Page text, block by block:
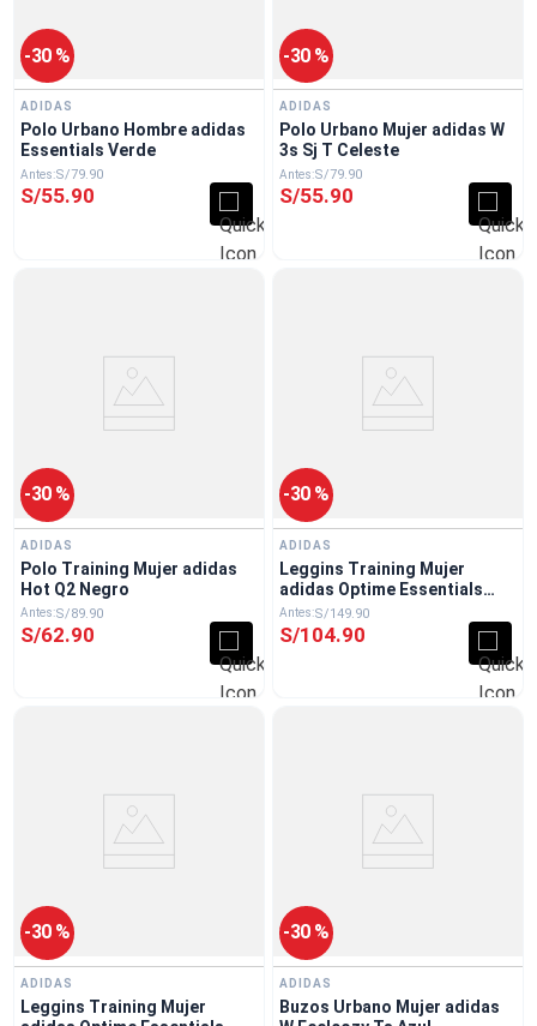
-30 %
ADIDAS
Polo Urbano Hombre adidas
Essentials Verde
S/79.90
S/55.90
-30 %
ADIDAS
Polo Urbano Mujer adidas W
3s Sj T Celeste
S/79.90
S/55.90
-30 %
ADIDAS
Polo Training Mujer adidas
Hot Q2 Negro
S/89.90
S/62.90
-30 %
ADIDAS
Leggins Training Mujer
adidas Optime Essentials
Workout Gris
S/149.90
S/104.90
-30 %
ADIDAS
Leggins Training Mujer
-30 %
ADIDAS
Buzos Urbano Mujer adidas